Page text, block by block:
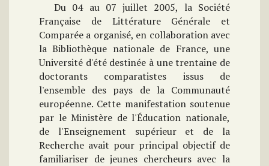
Du 04 au 07 juillet 2005, la Société
Française de Littérature Générale et
Comparée a organisé, en collaboration avec
la Bibliothèque nationale de France, une
Université d'été destinée à une trentaine de
doctorants comparatistes issus de
l'ensemble des pays de la Communauté
européenne. Cette manifestation soutenue
par le Ministère de l'Éducation nationale,
de l'Enseignement supérieur et de la
Recherche avait pour principal objectif de
familiariser de jeunes chercheurs avec la